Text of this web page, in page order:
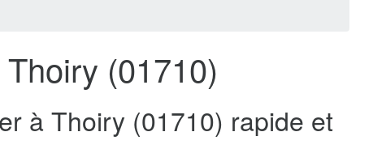
(01710)
à Thoiry (01710) rapide et